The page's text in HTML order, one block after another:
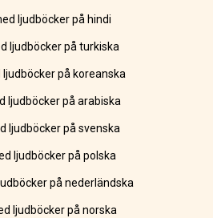
ljudböcker på hindi
ljudböcker på turkiska
ljudböcker på koreanska
ljudböcker på arabiska
ljudböcker på svenska
ljudböcker på polska
på nederländska
ljudböcker på norska